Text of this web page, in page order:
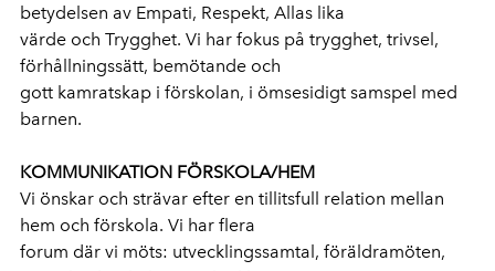
betydelsen av Empati, Respekt, Allas lika
värde och Trygghet. Vi har fokus på trygghet, trivsel,
förhållningssätt, bemötande och
gott kamratskap i förskolan, i ömsesidigt samspel med
barnen.
KOMMUNIKATION FÖRSKOLA/HEM
Vi önskar och strävar efter en tillitsfull relation mellan
hem och förskola. Vi har flera
forum där vi möts: utvecklingssamtal, föräldramöten,